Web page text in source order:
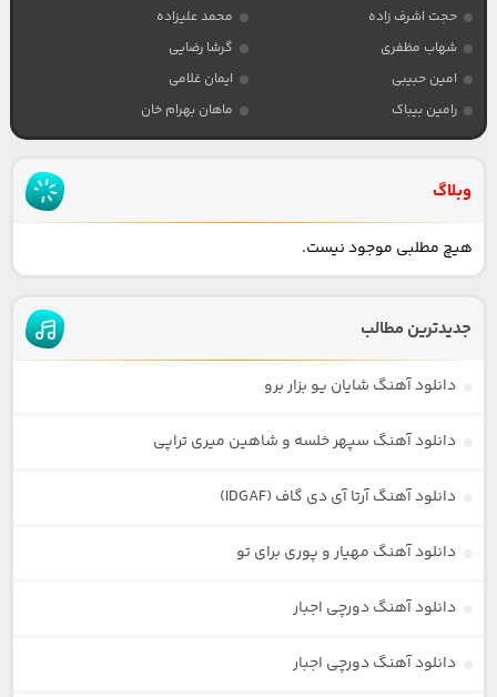
حجت اشرف زاده
محمد علیزاده
شهاب مظفری
گرشا رضایی
امین حبیبی
ایمان غلامی
رامین بیباک
ماهان بهرام خان
وبلاگ
هیچ مطلبی موجود نیست.
جدیدترین مطالب
دانلود آهنگ شایان یو بزار برو
دانلود آهنگ سپهر خلسه و شاهین میری تراپی
دانلود آهنگ آرتا آی دی گاف (IDGAF)
دانلود آهنگ مهیار و پوری برای تو
دانلود آهنگ دورچی اجبار
دانلود آهنگ دورچی اجبار